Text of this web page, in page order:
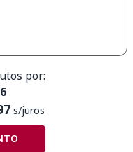
por:
s/juros